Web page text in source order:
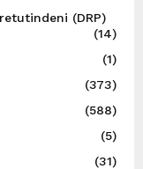
(DRP)
(14)
(1)
(373)
(588)
(5)
(31)